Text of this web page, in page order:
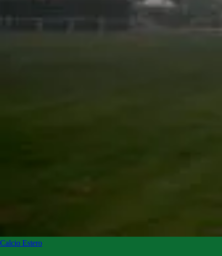
Calcio Estero